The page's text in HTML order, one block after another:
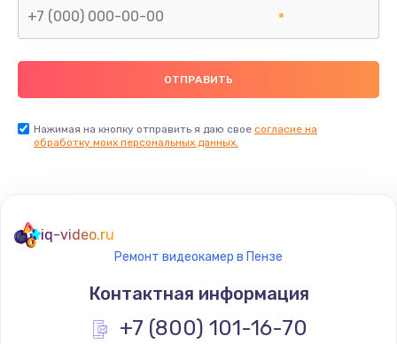
Заказать
Ремонт электроплаты
от 1320 руб.
Заказать
Ремонт электронных узлов
от 1350 руб.
Нажимая на кнопку отправить я даю свое согласие на
обработку моих персональных данных.
iq-video.ru
Ремонт видеокамер в Пензе
Контактная информация
+7 (800) 101-16-70